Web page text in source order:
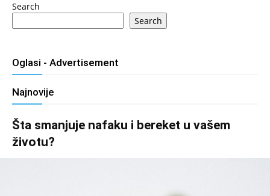
Search
Search
Oglasi - Advertisement
Najnovije
Šta smanjuje nafaku i bereket u vašem
životu?